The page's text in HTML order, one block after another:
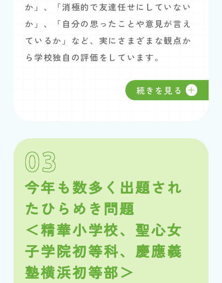
か」、「消極的で友達任せにしていない
か」、「自分の思ったことや意見が言え
ているか」など、実にさまざまな観点か
ら学校独自の評価をしています。
続きを見る
03
今年も数多く出題され
たひらめき問題
＜精華小学校、聖心女
子学院初等科、慶應義
塾横浜初等部＞